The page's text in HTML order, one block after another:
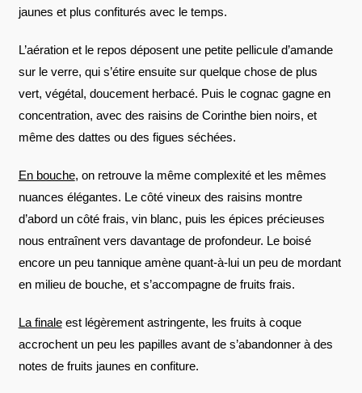
jaunes et plus confiturés avec le temps.
L’aération et le repos déposent une petite pellicule d’amande
sur le verre, qui s’étire ensuite sur quelque chose de plus
vert, végétal, doucement herbacé. Puis le cognac gagne en
concentration, avec des raisins de Corinthe bien noirs, et
même des dattes ou des figues séchées.
En bouche, on retrouve la même complexité et les mêmes
nuances élégantes. Le côté vineux des raisins montre
d’abord un côté frais, vin blanc, puis les épices précieuses
nous entraînent vers davantage de profondeur. Le boisé
encore un peu tannique amène quant-à-lui un peu de mordant
en milieu de bouche, et s’accompagne de fruits frais.
La finaleest légèrement astringente, les fruits à coque
accrochent un peu les papilles avant de s’abandonner à des
notes de fruits jaunes en confiture.